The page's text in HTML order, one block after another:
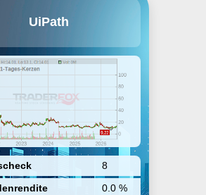
UiPath
8
0.0 %
and provision of a
processes. The firm
the public, healthcare,
finance, and
industries. It also offers
payable automation,
processing automation,
center automation, and
finance and accounting
The company was
by Daniel Dines and
Marius Tirca in 2005 and is
in New York, NY.